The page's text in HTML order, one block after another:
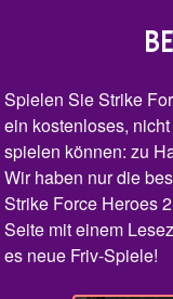
Spielen Sie Strike
ein kostenloses,
spielen können: zu
Wir haben nur die
Strike Force Heroes
Seite mit einem
es neue Friv-Spiele!